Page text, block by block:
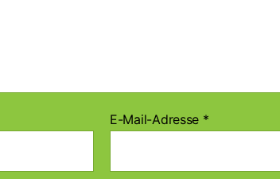
E-Mail-Adresse *